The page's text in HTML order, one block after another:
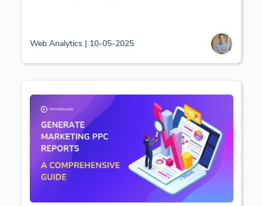
Web Analytics | 10-05-2025